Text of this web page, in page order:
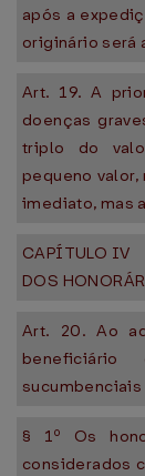
após a
originário será
Art. 19. A
doenças
triplo do
pequeno
imediato, mas
CAPÍTULO IV
DOS
Art. 20. Ao
§ 1º Os
considerados